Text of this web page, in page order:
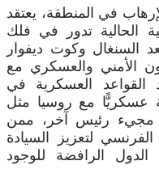
في المنطقة، يعتقد
الحالية تدور في فلك
السنغال وكوت ديفوار
الأمني والعسكري مع
القواعد العسكرية في
عسكريًّا مع روسيا مثل
مجيء رئيس آخر، ممن
لتعزيز السيادة
الدول الرافضة للوجود